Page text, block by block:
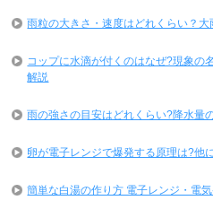
雨粒の大きさ・速度はどれくらい？
コップに水滴が付くのはなぜ?現象の
解説
雨の強さの目安はどれくらい?降水量
卵が電子レンジで爆発する原理は?他
簡単な白湯の作り方 電子レンジ・電